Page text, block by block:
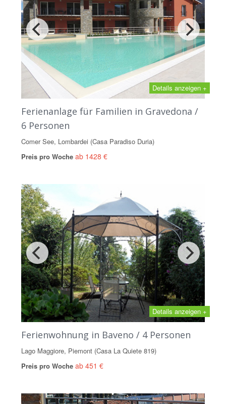
Details anzeigen +
Ferienanlage für Familien in Gravedona /
6 Personen
Comer See, Lombardei (Casa Paradiso Duria)
Preis pro Woche ab 1428 €
Details anzeigen +
Ferienwohnung in Baveno / 4 Personen
Lago Maggiore, Piemont (Casa La Quiete 819)
Preis pro Woche ab 451 €